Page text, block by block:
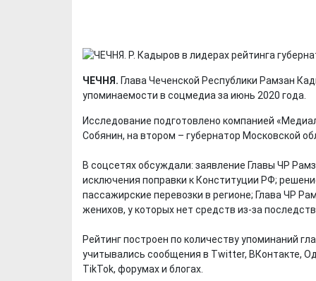
ЧЕЧНЯ. Глава Чеченской Республики Рамзан
упоминаемости в соцмедиа за июнь 2020 года.
Исследование подготовлено компанией
Собянин, на втором – губернатор Московской
В соцсетях обсуждали: заявление Главы ЧР
исключения поправки к Конституции РФ;
пассажирские перевозки в регионе; Глава ЧР
женихов, у которых нет средств из-за
Рейтинг построен по количеству упоминаний
учитывались сообщения в Twitter, ВКонтакте,
TikTok, форумах и блогах.